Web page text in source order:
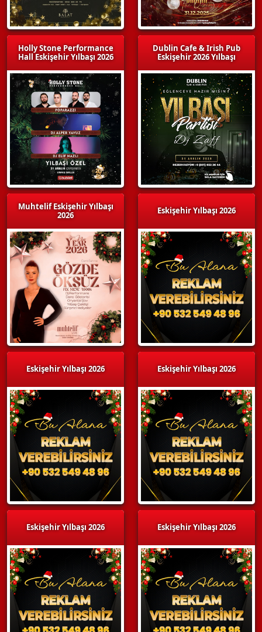
Holly Stone Performance
Hall Eskişehir Yılbaşı 2026
Muhtelif Eskişehir Yılbaşı
2026
Eskişehir Yılbaşı 2026
Eskişehir Yılbaşı 2026
Dublin Cafe & Irish Pub
Eskişehir 2026 Yılbaşı
Eskişehir Yılbaşı 2026
Eskişehir Yılbaşı 2026
Eskişehir Yılbaşı 2026